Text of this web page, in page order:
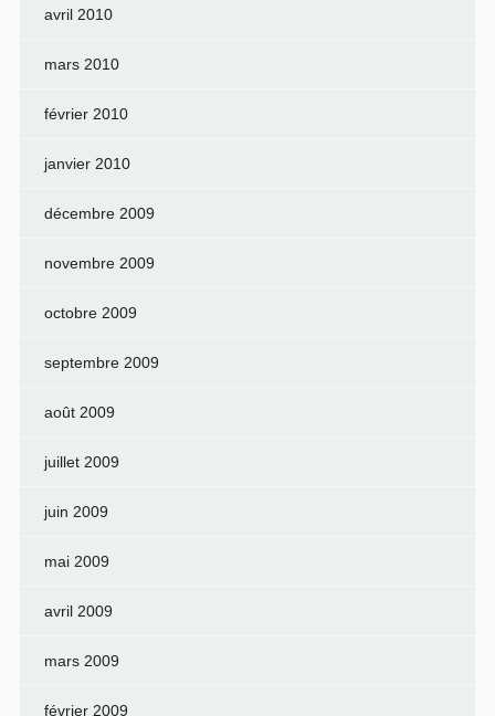
avril 2010
mars 2010
février 2010
janvier 2010
décembre 2009
novembre 2009
octobre 2009
septembre 2009
août 2009
juillet 2009
juin 2009
mai 2009
avril 2009
mars 2009
février 2009